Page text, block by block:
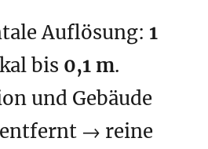
Auflösung: 1
bis 0,1 m.
und Gebäude
→ reine